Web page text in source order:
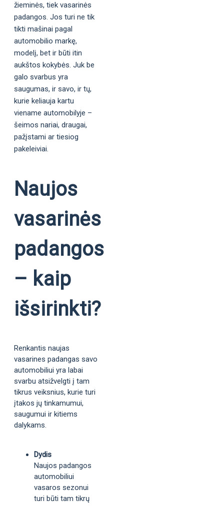
žieminės, tiek vasarinės
padangos. Jos turi ne tik
tikti mašinai pagal
automobilio markę,
modelį, bet ir būti itin
aukštos kokybės. Juk be
galo svarbus yra
saugumas, ir savo, ir tų,
kurie keliauja kartu
viename automobilyje –
šeimos nariai, draugai,
pažįstami ar tiesiog
pakeleiviai.
Naujos
vasarinės
padangos
– kaip
išsirinkti?
Renkantis naujas
vasarines padangas savo
automobiliui yra labai
svarbu atsižvelgti į tam
tikrus veiksnius, kurie turi
įtakos jų tinkamumui,
saugumui ir kitiems
dalykams.
Dydis
Naujos padangos
automobiliui
vasaros sezonui
turi būti tam tikrų